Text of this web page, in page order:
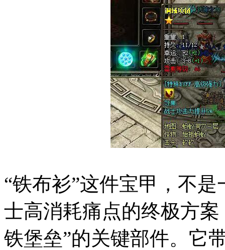
“铁布衫”这件宝甲，不
士高消耗痛点的终极方
铁堡垒”的关键部件。它